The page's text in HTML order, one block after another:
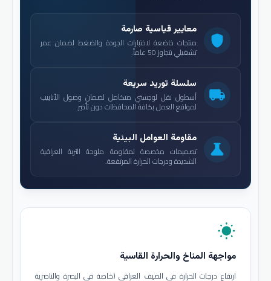
shield
معايير قياسية صارمة
منتجات خاضعة لاختبارات الجودة والضغط لضمان عمر
تشغيلي يتجاوز 50 عاماً.
local_shipping
سلسلة توريد سريعة
أسطول نقل لوجستي متكامل لضمان وصول الأنابيب
لمواقع العمل بكافة المحافظات دون تأخير.
science
مقاومة العوامل البيئية
تصميمات مخصصة لمقاومة ملوحة التربة العراقية
الشديدة ودرجات الحرارة المرتفعة.
wb_sunny
مواجهة المناخ والحرارة القاسية
ارتفاع درجات الحرارة في الصيف العراقي (خاصة في البصرة والناصرية